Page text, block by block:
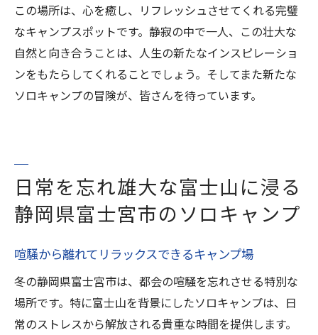
この場所は、心を癒し、リフレッシュさせてくれる完璧
なキャンプスポットです。静寂の中で一人、この壮大な
自然と向き合うことは、人生の新たなインスピレーショ
ンをもたらしてくれることでしょう。そしてまた新たな
ソロキャンプの冒険が、皆さんを待っています。
日常を忘れ雄大な富士山に浸る
静岡県富士宮市のソロキャンプ
喧騒から離れてリラックスできるキャンプ場
冬の静岡県富士宮市は、都会の喧騒を忘れさせる特別な
場所です。特に富士山を背景にしたソロキャンプは、日
常のストレスから解放される貴重な時間を提供します。